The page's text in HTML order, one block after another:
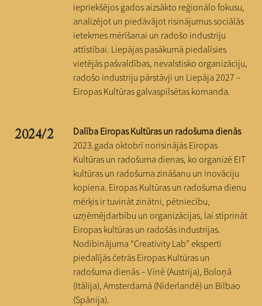
iepriekšējos gados aizsākto reģionālo fokusu,
analizējot un piedāvājot risinājumus sociālās
ietekmes mērīšanai un radošo industriju
attīstībai. Liepājas pasākumā piedalīsies
vietējās pašvaldības, nevalstisko organizāciju,
radošo industriju pārstāvji un Liepāja 2027 –
Eiropas Kultūras galvaspilsētas komanda.
2024/2
Dalība Eiropas Kultūras un radošuma dienās
2023.gada oktobrī norisinājās Eiropas
Kultūras un radošuma dienas, ko organizē EIT
kultūras un radošuma zināšanu un inovāciju
kopiena. Eiropas Kultūras un radošuma dienu
mērķis ir tuvināt zinātni, pētniecību,
uzņēmējdarbību un organizācijas, lai stiprināt
Eiropas kultūras un radošās industrijas.
Nodibinājuma “Creativity Lab” eksperti
piedalījās četrās Eiropas Kultūras un
radošuma dienās – Vīnē (Austrija), Boloņā
(Itālija), Amsterdamā (Nīderlandē) un Bilbao
(Spānija).